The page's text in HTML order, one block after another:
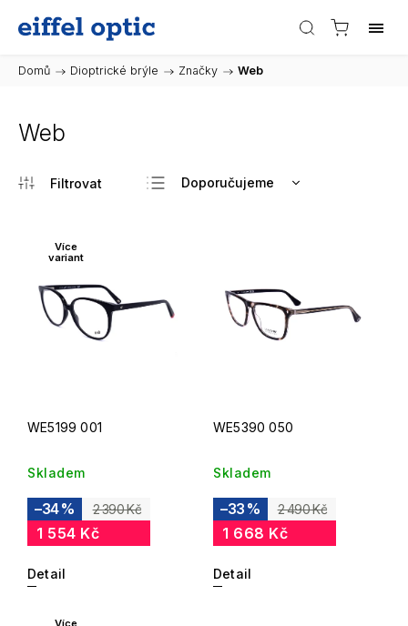
Domů / Dioptrické brýle / Značky / Web
Web
Doporučujeme
Abecedně
Více
variant
WE5199 001
Skladem
2 390 Kč
–34 %
1 554 Kč
Detail
WE5390 050
Skladem
2 490 Kč
–33 %
1 668 Kč
Detail
Více